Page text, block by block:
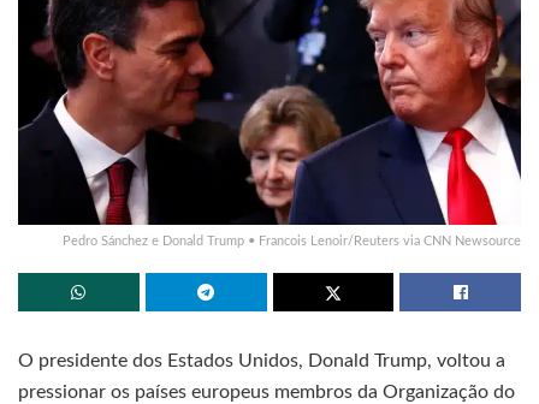
Pedro Sánchez e Donald Trump • Francois Lenoir/Reuters via CNN Newsource
O presidente dos Estados Unidos, Donald Trump, voltou a
pressionar os países europeus membros da Organização do